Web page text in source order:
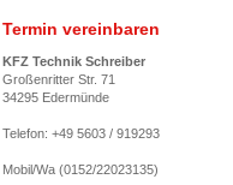
Termin vereinbaren
KFZ Technik Schreiber
Großenritter Str. 71
34295 Edermünde
Telefon: +49 5603 / 919293
Mobil/Wa (0152/22023135)